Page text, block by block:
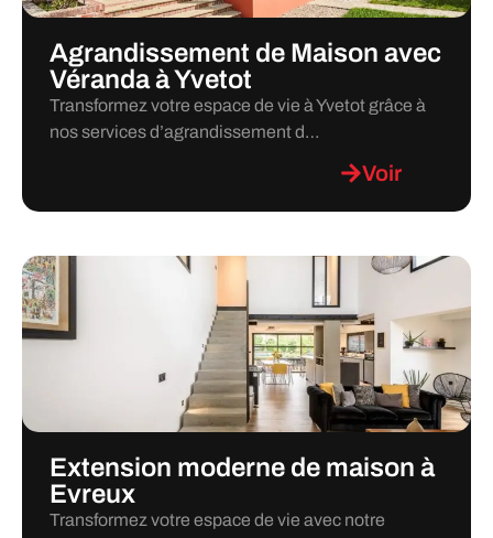
Agrandissement de Maison avec
Véranda à Yvetot
Transformez votre espace de vie à Yvetot grâce à
nos services d’agrandissement d…
Voir
Extension moderne de maison à
Evreux
Transformez votre espace de vie avec notre